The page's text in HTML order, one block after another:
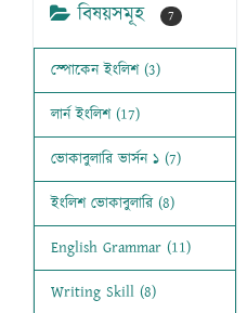
বিষয়সমূহ 7
স্পোকেন ইংলিশ (3)
লার্ন ইংলিশ (17)
ভোকাবুলারি ভার্সন ১ (7)
ইংলিশ ভোকাবুলারি (8)
English Grammar (11)
Writing Skill (8)